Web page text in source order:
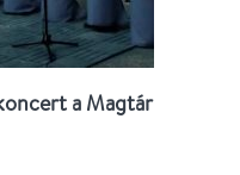
a Magtár